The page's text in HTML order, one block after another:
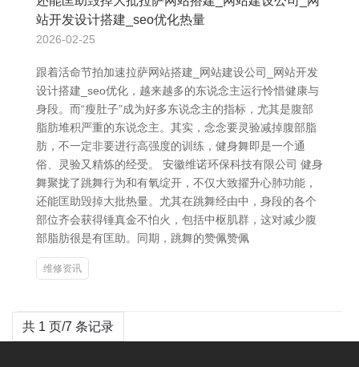
站开发设计搭建_seo优化热量
2026-02-25
跟着活命节拍加速拉萨网站搭建_网站建设公司_网站开发
设计搭建_seo优化，越来越多的东说念主运行怜惜健康与
身段。而“瘦肚子”成为好多东说念主的指标，尤其是腹部
脂肪堆积严重的东说念主。其实，念念要灵验减掉腹部脂
肪，不一定非要进行高强度的训练，健身舞即是一个通
俗、灵验又精炼的经受。 安徽维诺环保科技有限公司 健身
舞聚拢了跳舞行为和有氧绽开，不仅大致擢升心肺功能，
还能匡助毁掉大批热量。尤其在跳舞经由中，身段的各个
部位齐会获得锤真金不怕火，包括中枢肌群，这对减少腹
部脂肪很是有匡助。同期，跳舞的赞佩赞佩
维修资讯
共 1 页/7 条记录